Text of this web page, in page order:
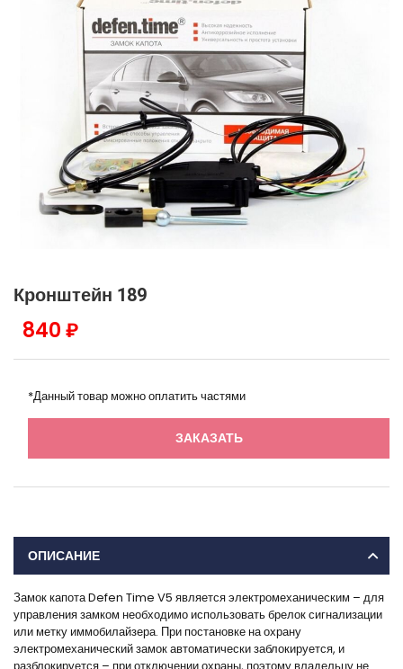
Кронштейн 189
840 ₽
*Данный товар можно оплатить частями
ЗАКАЗАТЬ
ОПИСАНИЕ
Замок капота Defen Time V5 является электромеханическим – для
управления замком необходимо использовать брелок сигнализации
или метку иммобилайзера. При постановке на охрану
электромеханический замок автоматически заблокируется, и
разблокируется – при отключении охраны, поэтому владельцу не